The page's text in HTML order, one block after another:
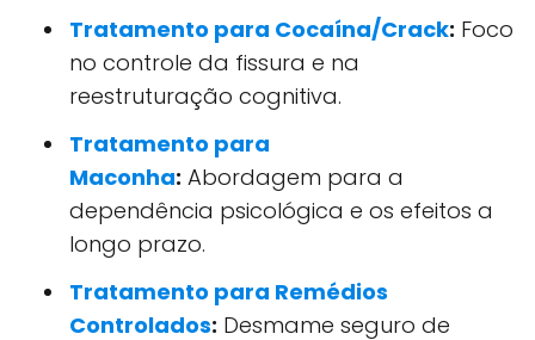
Tratamento para Cocaína/Crack: Foco
no controle da fissura e na
reestruturação cognitiva.
Tratamento para
Maconha: Abordagem para a
dependência psicológica e os efeitos a
longo prazo.
Tratamento para Remédios
Controlados: Desmame seguro de